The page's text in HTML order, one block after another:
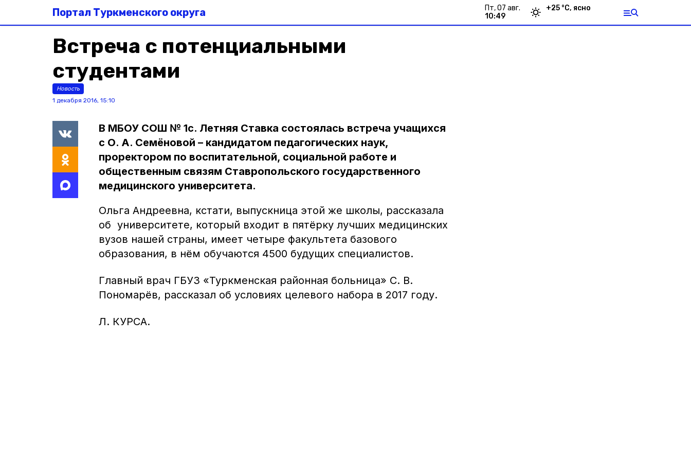
Портал Туркменского округа
пт, 07 авг.
10:49
+25 °С, ясно
Встреча с потенциальными
студентами
Новость
1 декабря 2016, 15:10
В МБОУ СОШ № 1с. Летняя Ставка состоялась встреча учащихся
с О. А. Семёновой – кандидатом педагогических наук,
проректором по воспитательной, социальной работе и
общественным связям Ставропольского государственного
медицинского университета.
Ольга Андреевна, кстати, выпускница этой же школы, рассказала
об университете, который входит в пятёрку лучших медицинских
вузов нашей страны, имеет четыре факультета базового
образования, в нём обучаются 4500 будущих специалистов.
Главный врач ГБУЗ «Туркменская районная больница» С. В.
Пономарёв, рассказал об условиях целевого набора в 2017 году.
Л. КУРСА.